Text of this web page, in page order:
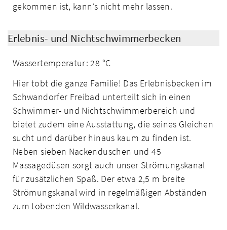
gekommen ist, kann’s nicht mehr lassen.
Erlebnis- und Nichtschwimmerbecken
Wassertemperatur: 28 °C
Hier tobt die ganze Familie! Das Erlebnisbecken im
Schwandorfer Freibad unterteilt sich in einen
Schwimmer- und Nichtschwimmerbereich und
bietet zudem eine Ausstattung, die seines Gleichen
sucht und darüber hinaus kaum zu finden ist.
Neben sieben Nackenduschen und 45
Massagedüsen sorgt auch unser Strömungskanal
für zusätzlichen Spaß. Der etwa 2,5 m breite
Strömungskanal wird in regelmäßigen Abständen
zum tobenden Wildwasserkanal.